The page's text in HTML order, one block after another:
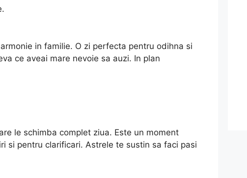
in familie. O zi perfecta pentru odihna si
ce aveai mare nevoie sa auzi. In plan
le schimba complet ziua. Este un moment
si pentru clarificari. Astrele te sustin sa faci pasi